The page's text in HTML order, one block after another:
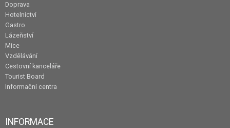
Doprava
Hotelnictví
Gastro
Lázeňství
Mice
Vzdělávání
Cestovní kanceláře
Tourist Board
Informační centra
INFORMACE